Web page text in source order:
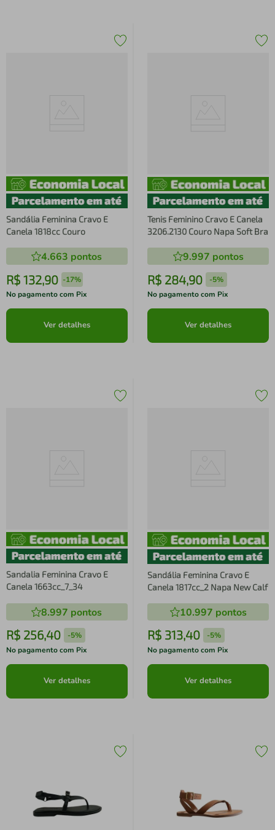
Sandália Feminina Cravo E
Canela 1818cc Couro
4.663 pontos
R$ 132,90 -17%
No pagamento com Pix
Ver detalhes
Tenis Feminino Cravo E Canela
3206.2130 Couro Napa Soft Bra
9.997 pontos
R$ 284,90 -5%
No pagamento com Pix
Ver detalhes
Sandalia Feminina Cravo E
Canela 1663cc_7_34
8.997 pontos
R$ 256,40 -5%
No pagamento com Pix
Ver detalhes
Sandália Feminina Cravo E
Canela 1817cc_2 Napa New Calf
10.997 pontos
R$ 313,40 -5%
No pagamento com Pix
Ver detalhes